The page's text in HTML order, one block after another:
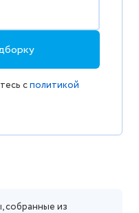
сполитикой
собранные из